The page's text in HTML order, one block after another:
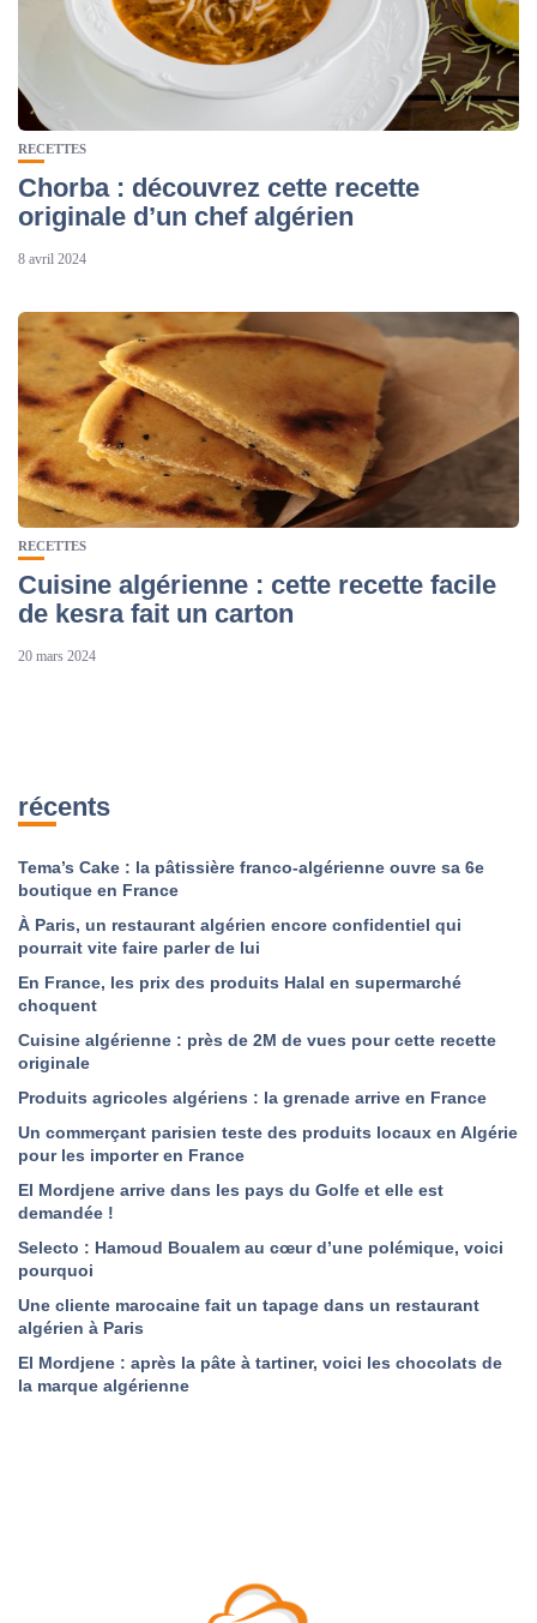
RECETTES
Chorba : découvrez cette recette
originale d’un chef algérien
8 avril 2024
RECETTES
Cuisine algérienne : cette recette facile
de kesra fait un carton
20 mars 2024
récents
Tema’s Cake : la pâtissière franco-algérienne ouvre sa 6e
boutique en France
À Paris, un restaurant algérien encore confidentiel qui
pourrait vite faire parler de lui
En France, les prix des produits Halal en supermarché
choquent
Cuisine algérienne : près de 2M de vues pour cette recette
originale
Produits agricoles algériens : la grenade arrive en France
Un commerçant parisien teste des produits locaux en Algérie
pour les importer en France
El Mordjene arrive dans les pays du Golfe et elle est
demandée !
Selecto : Hamoud Boualem au cœur d’une polémique, voici
pourquoi
Une cliente marocaine fait un tapage dans un restaurant
algérien à Paris
El Mordjene : après la pâte à tartiner, voici les chocolats de
la marque algérienne